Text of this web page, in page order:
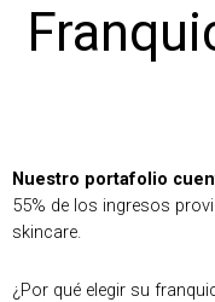
Nuestro portafolio
55% de los ingresos
skincare.
¿Por qué elegir su